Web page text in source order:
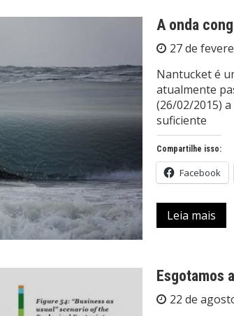
A onda
27 de
Nantucket é
atualmente
(26/02/2015)
suficiente
Compartilhe isso:
Facebook
Leia mais
Esgotamos
22 de